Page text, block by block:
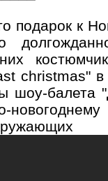
подарок к
christmas"
шоу-балета